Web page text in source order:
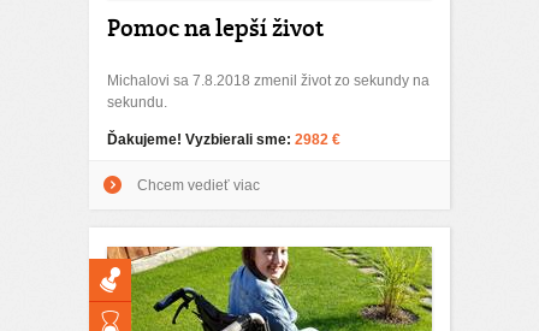
Pomoc na lepší život
Michalovi sa 7.8.2018 zmenil život zo sekundy na
sekundu.
Ďakujeme! Vyzbierali sme: 2982 €
Chcem vedieť viac